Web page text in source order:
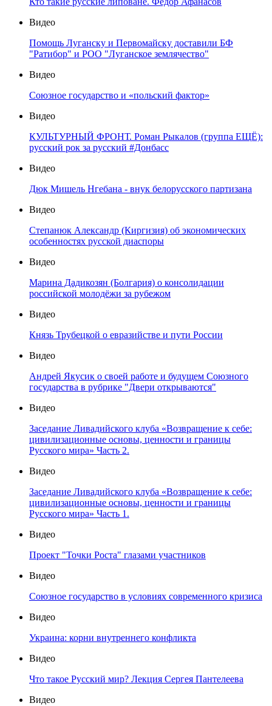
Видео
Помощь Луганску и Первомайску доставили БФ
"Ратибор" и РОО "Луганское землячество"
Видео
Союзное государство и «польский фактор»
Видео
КУЛЬТУРНЫЙ ФРОНТ. Роман Рыкалов (группа ЕЩЁ):
русский рок за русский #Донбасс
Видео
Дюк Мишель Нгебана - внук белорусского партизана
Видео
Степанюк Александр (Киргизия) об экономических
особенностях русской диаспоры
Видео
Марина Дадикозян (Болгария) о консолидации
российской молодёжи за рубежом
Видео
Князь Трубецкой о евразийстве и пути России
Видео
Андрей Якусик о своей работе и будущем Союзного
государства в рубрике "Двери открываются"
Видео
Заседание Ливадийского клуба «Возвращение к себе:
цивилизационные основы, ценности и границы
Русского мира» Часть 2.
Видео
Заседание Ливадийского клуба «Возвращение к себе:
цивилизационные основы, ценности и границы
Русского мира» Часть 1.
Видео
Проект "Точки Роста" глазами участников
Видео
Союзное государство в условиях современного кризиса
Видео
Украина: корни внутреннего конфликта
Видео
Что такое Русский мир? Лекция Сергея Пантелеева
Видео